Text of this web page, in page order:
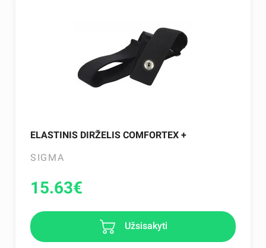
ELASTINIS DIRŽELIS COMFORTEX +
SIGMA
15.63€
Užsisakyti